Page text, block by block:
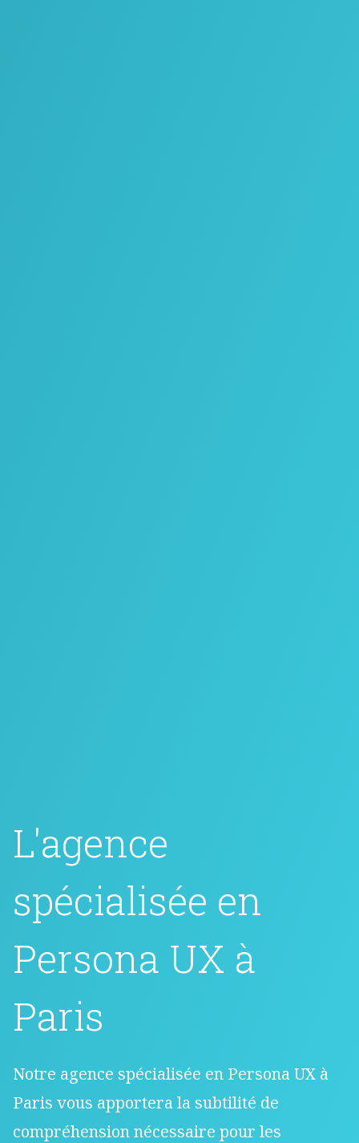
L'agence
spécialisée en
Persona UX à
Paris
Notre agence spécialisée en Persona UX à
Paris vous apportera la subtilité de
compréhension nécessaire pour les